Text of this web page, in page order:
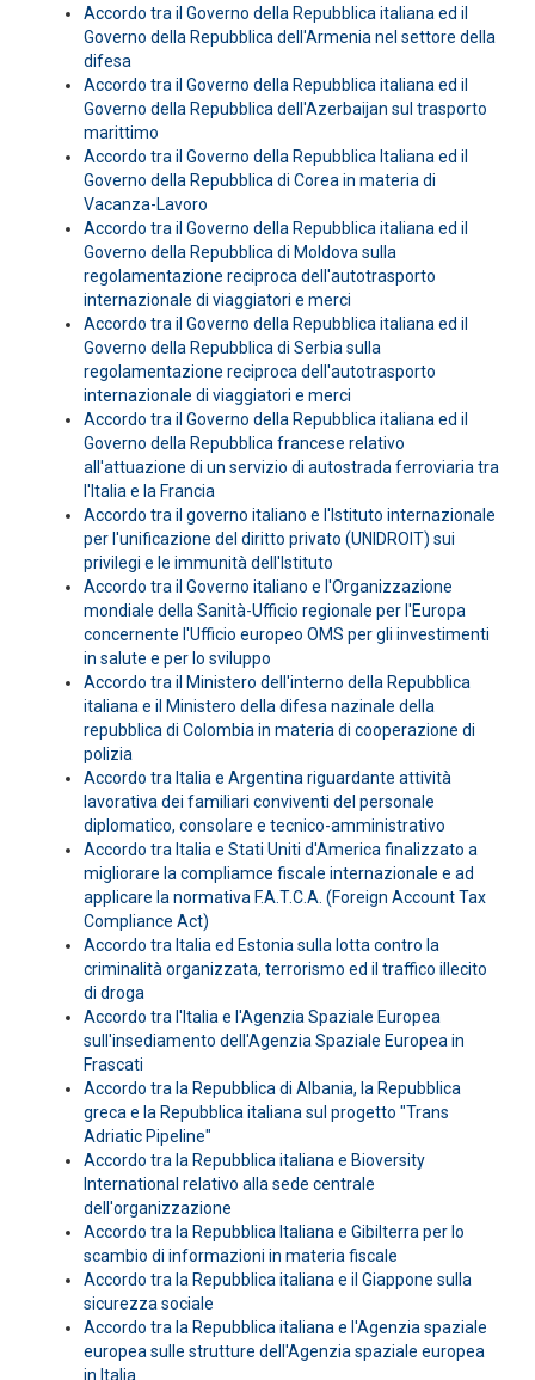
Accordo tra il Governo della Repubblica italiana ed il
Governo della Repubblica dell'Armenia nel settore della
difesa
Accordo tra il Governo della Repubblica italiana ed il
Governo della Repubblica dell'Azerbaijan sul trasporto
marittimo
Accordo tra il Governo della Repubblica Italiana ed il
Governo della Repubblica di Corea in materia di
Vacanza-Lavoro
Accordo tra il Governo della Repubblica italiana ed il
Governo della Repubblica di Moldova sulla
regolamentazione reciproca dell'autotrasporto
internazionale di viaggiatori e merci
Accordo tra il Governo della Repubblica italiana ed il
Governo della Repubblica di Serbia sulla
regolamentazione reciproca dell'autotrasporto
internazionale di viaggiatori e merci
Accordo tra il Governo della Repubblica italiana ed il
Governo della Repubblica francese relativo
all'attuazione di un servizio di autostrada ferroviaria tra
l'Italia e la Francia
Accordo tra il governo italiano e l'Istituto internazionale
per l'unificazione del diritto privato (UNIDROIT) sui
privilegi e le immunità dell'Istituto
Accordo tra il Governo italiano e l'Organizzazione
mondiale della Sanità-Ufficio regionale per l'Europa
concernente l'Ufficio europeo OMS per gli investimenti
in salute e per lo sviluppo
Accordo tra il Ministero dell'interno della Repubblica
italiana e il Ministero della difesa nazinale della
repubblica di Colombia in materia di cooperazione di
polizia
Accordo tra Italia e Argentina riguardante attività
lavorativa dei familiari conviventi del personale
diplomatico, consolare e tecnico-amministrativo
Accordo tra Italia e Stati Uniti d'America finalizzato a
migliorare la compliamce fiscale internazionale e ad
applicare la normativa F.A.T.C.A. (Foreign Account Tax
Compliance Act)
Accordo tra Italia ed Estonia sulla lotta contro la
criminalità organizzata, terrorismo ed il traffico illecito
di droga
Accordo tra l'Italia e l'Agenzia Spaziale Europea
sull'insediamento dell'Agenzia Spaziale Europea in
Frascati
Accordo tra la Repubblica di Albania, la Repubblica
greca e la Repubblica italiana sul progetto "Trans
Adriatic Pipeline"
Accordo tra la Repubblica italiana e Bioversity
International relativo alla sede centrale
dell'organizzazione
Accordo tra la Repubblica Italiana e Gibilterra per lo
scambio di informazioni in materia fiscale
Accordo tra la Repubblica italiana e il Giappone sulla
sicurezza sociale
Accordo tra la Repubblica italiana e l'Agenzia spaziale
europea sulle strutture dell'Agenzia spaziale europea
in Italia